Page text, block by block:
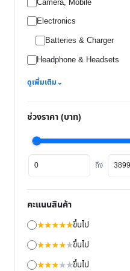
Electronics
Batteries & Charger
Headphone & Headsets
ดูเพิ่มเติม⌄
ช่วงราคา (บาท)
ราคา
ต่ำ
สุด
ถึง
ราคา
สูงสุด
คะแนนสินค้า
★★★★★ขึ้นไป
★★★★★ขึ้นไป
★★★★★ขึ้นไป